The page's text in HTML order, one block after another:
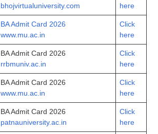
bhojvirtualuniversity.com
here
BA Admit Card 2026
www.mu.ac.in
Click
here
BA Admit Card 2026
rrbmuniv.ac.in
Click
here
BA Admit Card 2026
www.mu.ac.in
Click
here
BA Admit Card 2026
patnauniversity.ac.in
Click
here